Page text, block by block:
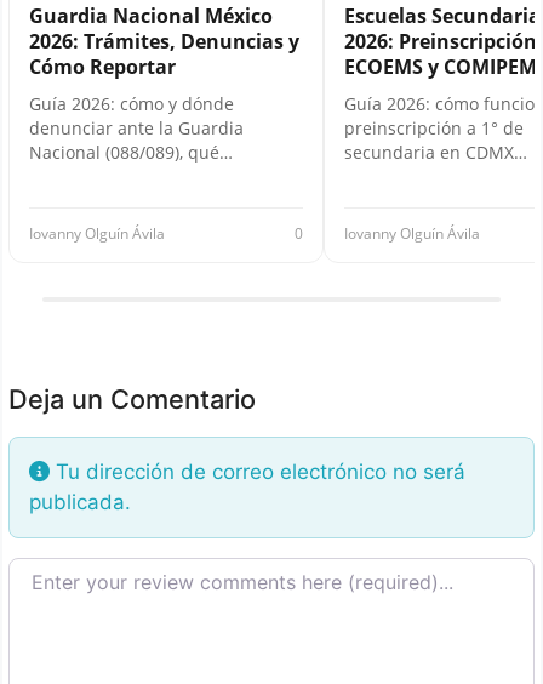
Guardia Nacional México
2026: Trámites, Denuncias y
Cómo Reportar
Guía 2026: cómo y dónde
denunciar ante la Guardia
Nacional (088/089), qué…
Iovanny Olguín Ávila 0
Escuelas
2026: Preinscripción,
ECOEMS y
Guía 2026: cómo
preinscripción a 1° de
secundaria en CDMX…
Iovanny Olguín Ávila
Deja un Comentario
Tu dirección de correo electrónico no será
publicada.
Texto de la reseña